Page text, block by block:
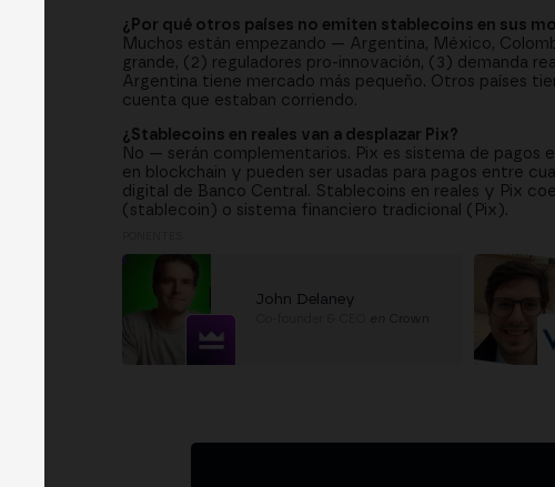
¿Por qué otros países no emiten stablecoins en sus
Muchos están empezando — Argentina, México,
grande, (2) reguladores pro-innovación, (3) demanda
Argentina tiene mercado más pequeño. Otros países
cuenta que estaban corriendo.
¿Stablecoins en reales van a desplazar Pix?
No — serán complementarios. Pix es sistema de pagos
en blockchain y pueden ser usadas para pagos entre
digital de Banco Central. Stablecoins en reales y Pix
(stablecoin) o sistema financiero tradicional (Pix).
John Delaney